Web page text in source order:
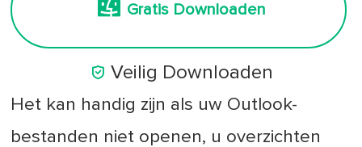
Gratis Downloaden
 Veilig Downloaden
Het kan handig zijn als uw Outlook-
bestanden niet openen, u overzichten